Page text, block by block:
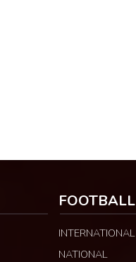
FOOTBALL
INTERNATIONAL
NATIONAL